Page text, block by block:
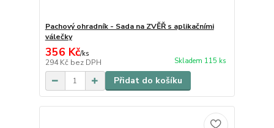
Pachový ohradník - Sada na ZVĚŘ s aplikačními
válečky
356 Kč/ks
294 Kč bez DPH Skladem 115 ks
Přidat do košíku